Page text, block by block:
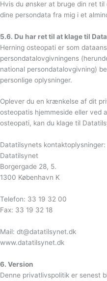
Hvis du ønsker at bruge din ret
dine persondata fra mig i et
5.6. Du har ret til at klage til
Herning osteopati er som
persondatalovgivningens
national persondatalovgivning)
personlige oplysninger.
Oplever du en krænkelse af dit
osteopatis hjemmeside eller ved
osteopati, kan du klage til
Datatilsynets kontaktoplysninger:
Datatilsynet
Borgergade 28, 5.
1300 København K
Telefon: 33 19 32 00
Fax: 33 19 32 18
Mail: dt@datatilsynet.dk
www.datatilsynet.dk
6. Version
Denne privatlivspolitik er senest